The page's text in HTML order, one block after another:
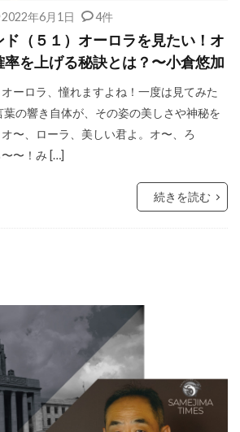
2022年6月1日 4件
（５１）オーロラを見たい！オ
を上げる秘訣とは？〜小倉悠加
ーロラ、憧れますよね！一度は見てみた
の響き自体が、その姿の美しさや神秘を
〜、ローラ、美しい君よ。オ〜、ろ
〜！み […]
続きを読む